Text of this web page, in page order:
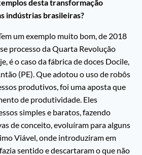
desta transformação
indústrias brasileiras?
um exemplo muito bom, de 2018
processo da Quarta Revolução
é o caso da fábrica de doces Docile,
(PE). Que adotou o uso de robôs
produtivos, foi uma aposta que
de produtividade. Eles
simples e baratos, fazendo
de conceito, evoluíram para alguns
Viável, onde introduziram em
sentido e descartaram o que não